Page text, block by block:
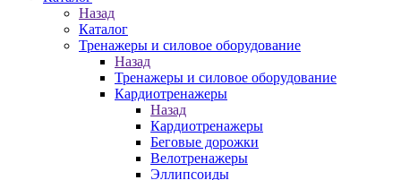
Назад
Каталог
Тренажеры и силовое оборудование
Назад
Тренажеры и силовое оборудование
Кардиотренажеры
Назад
Кардиотренажеры
Беговые дорожки
Велотренажеры
Эллипсоиды